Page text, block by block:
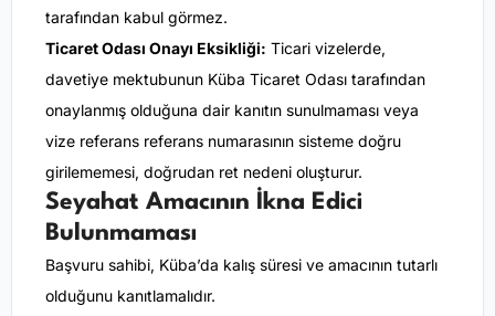
tarafından kabul görmez.
Ticaret Odası Onayı Eksikliği: Ticari vizelerde,
davetiye mektubunun Küba Ticaret Odası tarafından
onaylanmış olduğuna dair kanıtın sunulmaması veya
vize referans referans numarasının sisteme doğru
girilememesi, doğrudan ret nedeni oluşturur.
Seyahat Amacının İkna Edici
Bulunmaması
Başvuru sahibi, Küba’da kalış süresi ve amacının tutarlı
olduğunu kanıtlamalıdır.